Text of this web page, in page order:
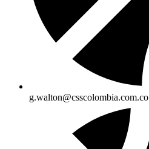
g.walton@csscolombia.com.co